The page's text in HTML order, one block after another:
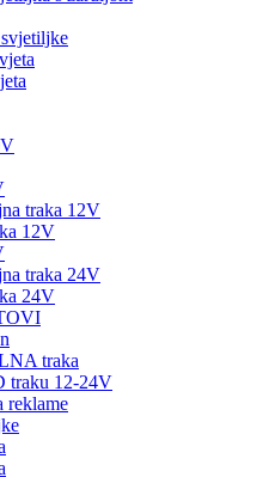
traka 12V
12V
traka 24V
24V
traka
traku 12-24V
reklame